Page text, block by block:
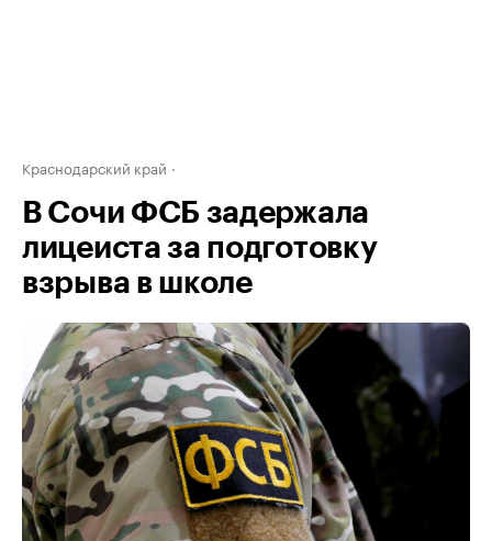
Краснодарский край
В Сочи ФСБ задержала
лицеиста за подготовку
взрыва в школе